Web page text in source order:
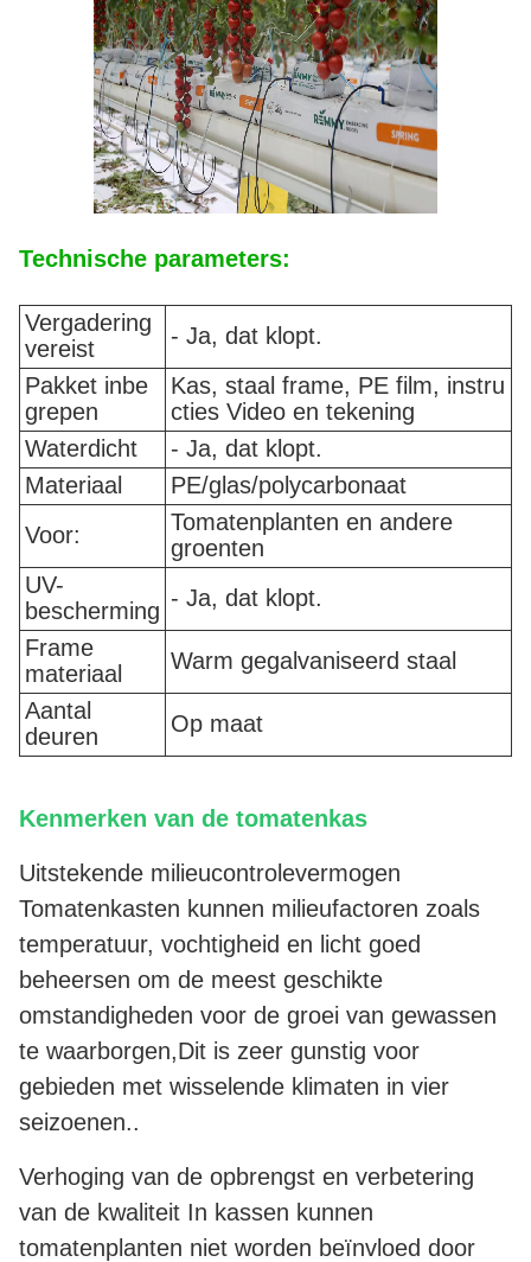
Technische parameters:
Vergadering
vereist
- Ja, dat klopt.
Pakket inbe
grepen
Kas, staal frame, PE film, instru
cties Video en tekening
Waterdicht
- Ja, dat klopt.
Materiaal
PE/glas/polycarbonaat
Voor:
Tomatenplanten en andere
groenten
UV-
bescherming - Ja, dat klopt.
Frame
materiaal
Warm gegalvaniseerd staal
Aantal
deuren
Op maat
Kenmerken van de tomatenkas
Uitstekende milieucontrolevermogen
Tomatenkasten kunnen milieufactoren zoals
temperatuur, vochtigheid en licht goed
beheersen om de meest geschikte
omstandigheden voor de groei van gewassen
te waarborgen,Dit is zeer gunstig voor
gebieden met wisselende klimaten in vier
seizoenen..
Verhoging van de opbrengst en verbetering
van de kwaliteit In kassen kunnen
tomatenplanten niet worden beïnvloed door